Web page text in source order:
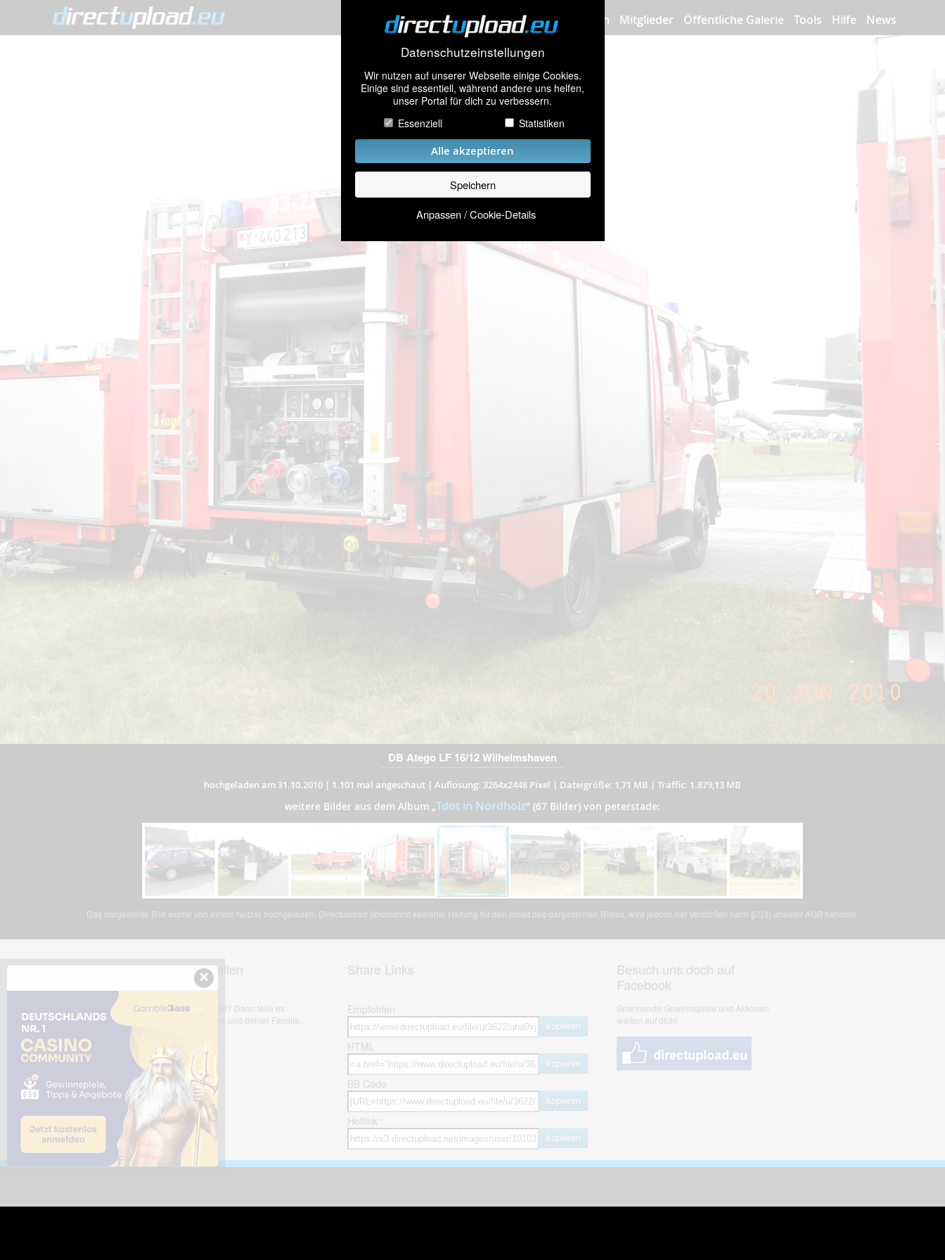
Datenschutzeinstellungen
Wir nutzen auf unserer Webseite einige Cookies.
Einige sind essentiell, während andere uns helfen,
unser Portal für dich zu verbessern.
Essenziell
Statistiken
Alle akzeptieren
Speichern
Anpassen / Cookie-Details
Bilder hochladen Mitglieder Öffentliche Galerie Tools Hilfe News
DB Atego LF 16/12 Wilhelmshaven
hochgeladen am 31.10.2010 | 1.101 mal angeschaut | Auflösung: 3264x2448 Pixel | Dateigröße: 1,71 MB | Traffic: 1.879,13 MB
weitere Bilder aus dem Album „Tdot in Nordholz” (67 Bilder) von peterstade:
Das dargestellte Bild wurde von einem Nutzer hochgeladen. Directupload übernimmt keinerlei Haftung für den Inhalt des dargestellten Bildes, wird jedoch bei Verstößen nach §2(3) unserer AGB handeln.
Dieses Bild teilen
Dir gefällt dieses Bild? Dann teile es
mit deinen Freunden und deiner Familie.
Share Links
Empfohlen
kopieren
HTML
kopieren
BB Code
kopieren
Hotlink
kopieren
Besuch uns doch auf
Facebook
Spannende Gewinnspiele und Aktionen
warten auf dich!
×